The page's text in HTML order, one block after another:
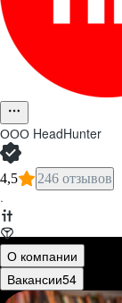
ООО HeadHunter
4,5 246 отзывов
·
О компании
Вакансии54